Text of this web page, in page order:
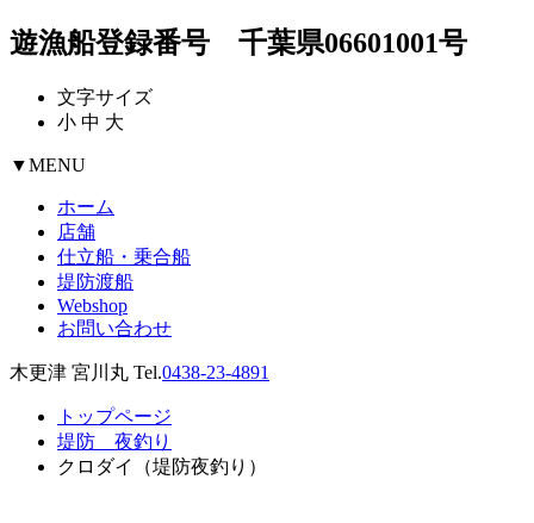
遊漁船登録番号 千葉県06601001号
文字サイズ
小 中 大
▼MENU
ホーム
店舗
仕立船・乗合船
堤防渡船
Webshop
お問い合わせ
木更津 宮川丸 Tel.0438-23-4891
トップページ
堤防 夜釣り
クロダイ（堤防夜釣り）